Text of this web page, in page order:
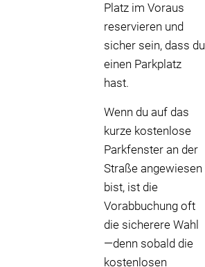
Platz im Voraus
reservieren und
sicher sein, dass du
einen Parkplatz
hast.
Wenn du auf das
kurze kostenlose
Parkfenster an der
Straße angewiesen
bist, ist die
Vorabbuchung oft
die sicherere Wahl
—denn sobald die
kostenlosen